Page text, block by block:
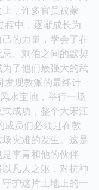
存在的，并且拥有
藏在暗处的神秘人
种异象，试图在天
道路。 北斗司的
不仅要与拥有超凡
的怀疑和阻碍。因
，许多官员被蒙
程中，逐渐成长为
的力量，学会了在
、刘伯之间的默契
了他们最强大的武
发现教派的最终计
水宝地，举行一场